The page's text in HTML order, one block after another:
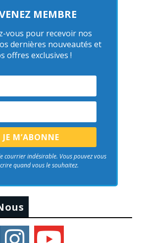
MEMBRE
vous pour recevoir nos
dernières nouveautés et
offres exclusives !
courrier indésirable. Vous pouvez vous
quand vous le souhaitez.